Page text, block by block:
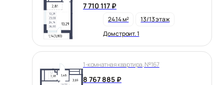
7 710 117 ₽
24.14 м²
13/13 этаж
Дом строит. 1
1-комнатная квартира, №167
8 767 885 ₽